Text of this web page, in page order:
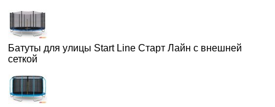
Батуты для улицы Start Line Старт Лайн с внешней
сеткой